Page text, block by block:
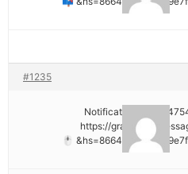
#1235
🖱 Notification; +
https://graph.org/